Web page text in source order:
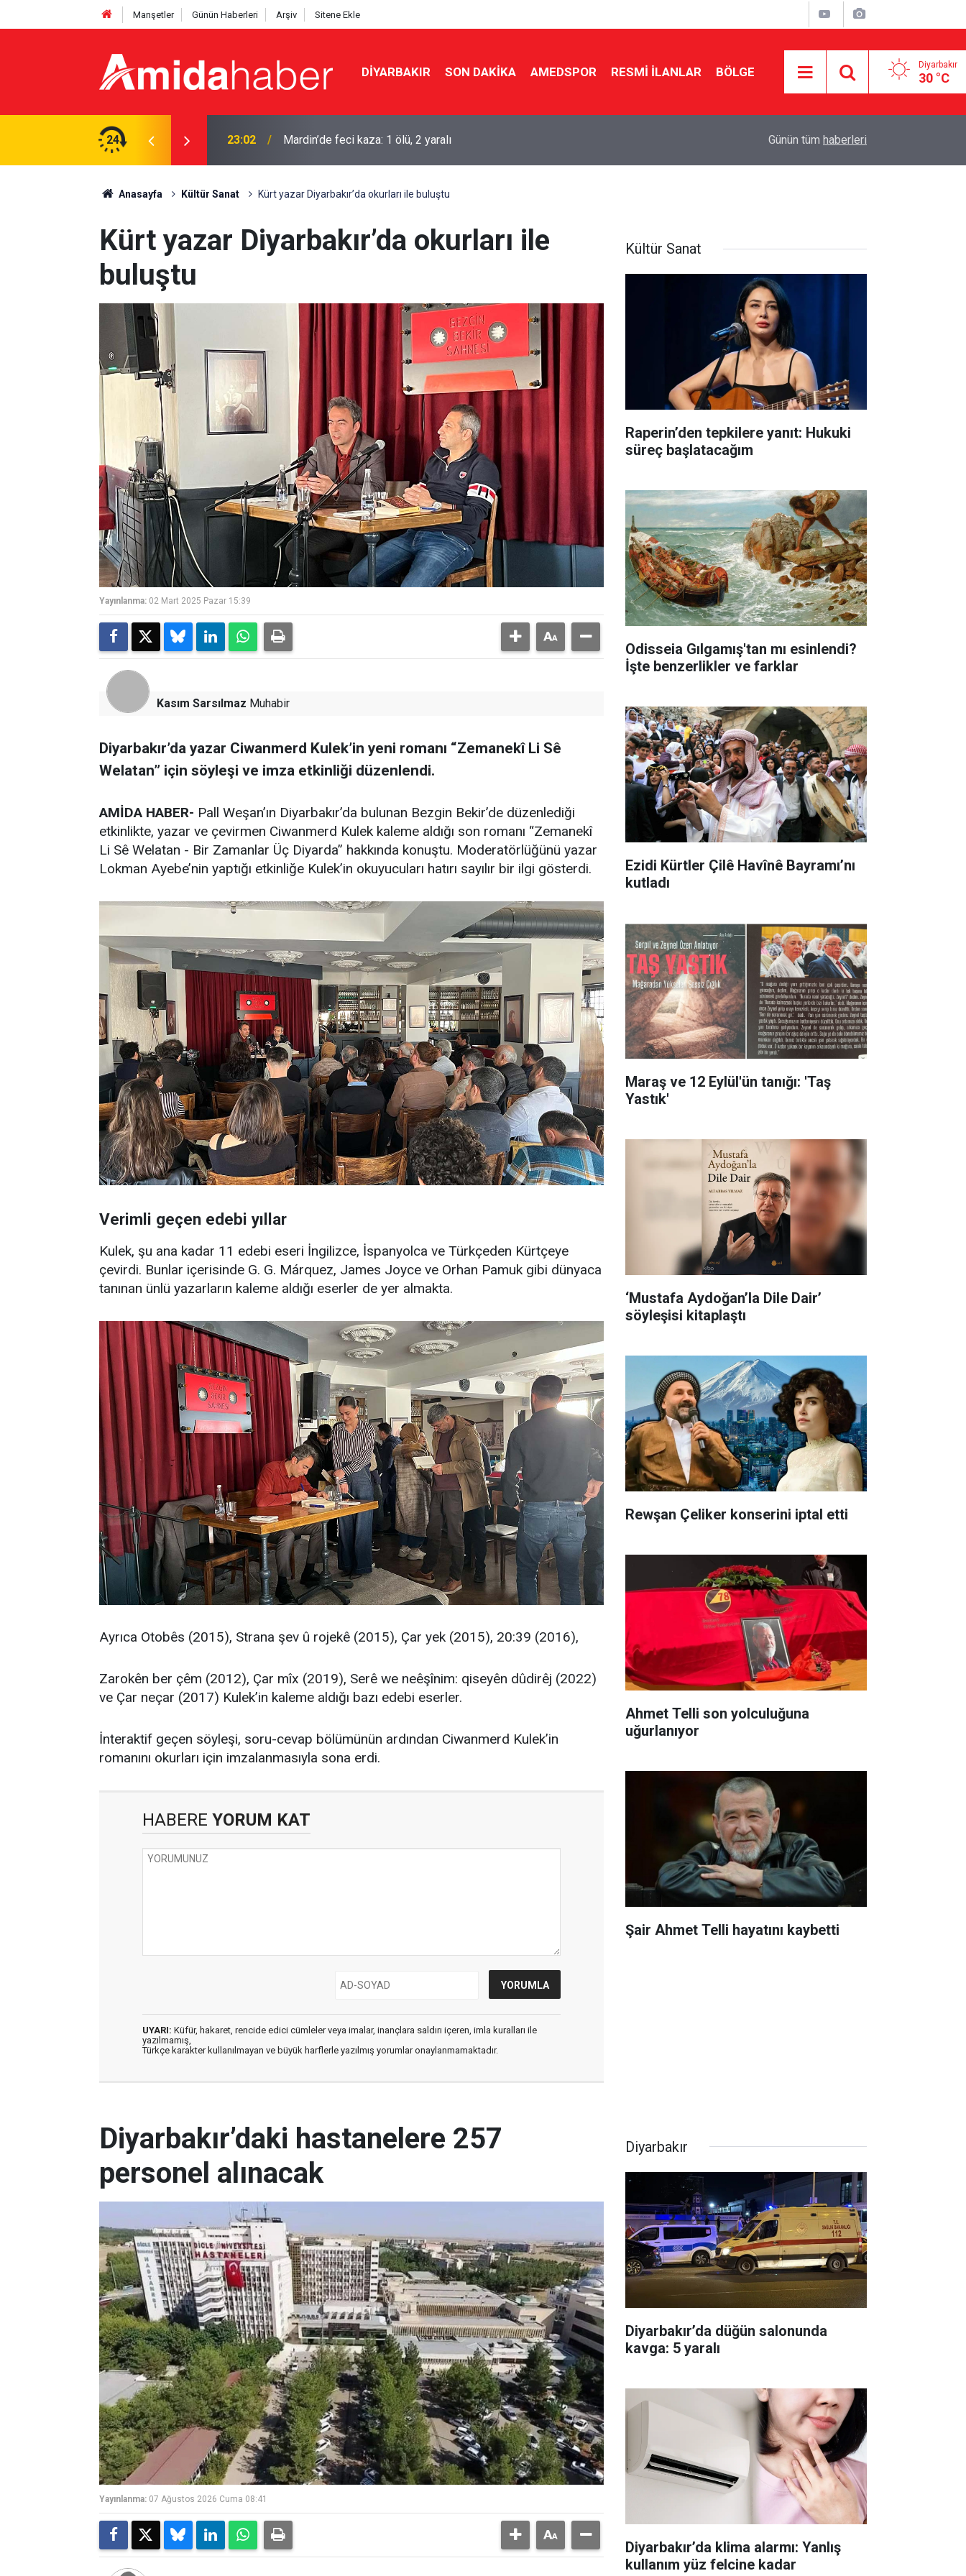
Manşetler Günün Haberleri Arşiv Sitene Ekle
DIYARBAKIR SON DAKIKA AMEDSPOR RESMI İLANLAR BÖLGE Diyarbakır
30 °C
24 22:50 Cumhurbaşkanı Erdoğan Suudi Arabistan’a gidiyor MGK’den çözüm süreci mesajı: Tarihi bir
Günün tüm haberleri
Anasayfa Kültür Sanat Kürt yazar Diyarbakır’da okurları ile buluştu
Kürt yazar Diyarbakır’da okurları ile
buluştu
Yayınlanma: 02 Mart 2025 Pazar 15:39
Kasım Sarsılmaz Muhabir
Diyarbakır’da yazar Ciwanmerd Kulek’in yeni romanı “Zemanekî Li Sê
Welatan” için söyleşi ve imza etkinliği düzenlendi.
AMİDA HABER- Pall Weşan’ın Diyarbakır’da bulunan Bezgin Bekir’de düzenlediği
etkinlikte, yazar ve çevirmen Ciwanmerd Kulek kaleme aldığı son romanı “Zemanekî
Li Sê Welatan - Bir Zamanlar Üç Diyarda” hakkında konuştu. Moderatörlüğünü yazar
Lokman Ayebe’nin yaptığı etkinliğe Kulek’in okuyucuları hatırı sayılır bir ilgi gösterdi.
Verimli geçen edebi yıllar
Kulek, şu ana kadar 11 edebi eseri İngilizce, İspanyolca ve Türkçeden Kürtçeye
çevirdi. Bunlar içerisinde G. G. Márquez, James Joyce ve Orhan Pamuk gibi dünyaca
tanınan ünlü yazarların kaleme aldığı eserler de yer almakta.
Ayrıca Otobês (2015), Strana şev û rojekê (2015), Çar yek (2015), 20:39 (2016),
Zarokên ber çêm (2012), Çar mîx (2019), Serê we neêşînim: qiseyên dûdirêj (2022)
ve Çar neçar (2017) Kulek’in kaleme aldığı bazı edebi eserler.
İnteraktif geçen söyleşi, soru-cevap bölümünün ardından Ciwanmerd Kulek’in
romanını okurları için imzalanmasıyla sona erdi.
HABERE YORUM KAT
UYARI: Küfür, hakaret, rencide edici cümleler veya imalar, inançlara saldırı içeren, imla kuralları ile
yazılmamış,
Türkçe karakter kullanılmayan ve büyük harflerle yazılmış yorumlar onaylanmamaktadır.
Kültür Sanat
Raperin’den tepkilere yanıt: Hukuki
süreç başlatacağım
Odisseia Gılgamış'tan mı esinlendi?
İşte benzerlikler ve farklar
Ezidi Kürtler Çilê Havînê Bayramı’nı
kutladı
Maraş ve 12 Eylül'ün tanığı: 'Taş
Yastık'
‘Mustafa Aydoğan’la Dile Dair’
söyleşisi kitaplaştı
Rewşan Çeliker konserini iptal etti
Ahmet Telli son yolculuğuna
uğurlanıyor
Şair Ahmet Telli hayatını kaybetti
Diyarbakır’daki hastanelere 257
personel alınacak
Yayınlanma: 07 Ağustos 2026 Cuma 08:41
Diyarbakır
Diyarbakır’da düğün salonunda
kavga: 5 yaralı
Diyarbakır’da klima alarmı: Yanlış
kullanım yüz felcine kadar